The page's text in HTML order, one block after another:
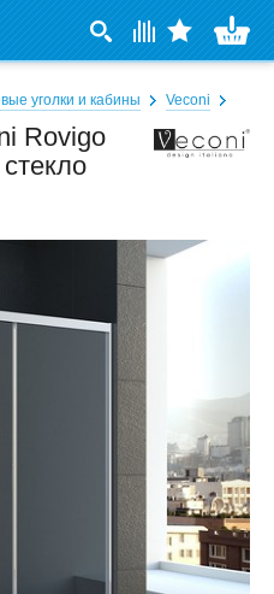
уголки и кабины Veconi
Rovigo